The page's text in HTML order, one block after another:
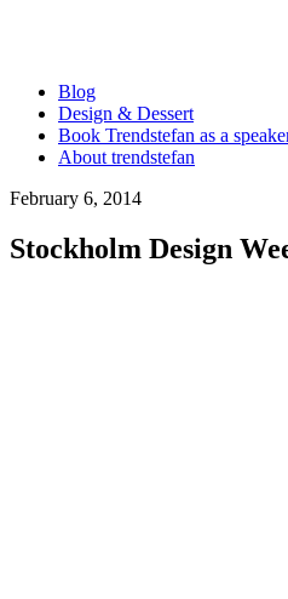
Blog
Design & Dessert
Book Trendstefan as a
About trendstefan
February 6, 2014
Stockholm Design